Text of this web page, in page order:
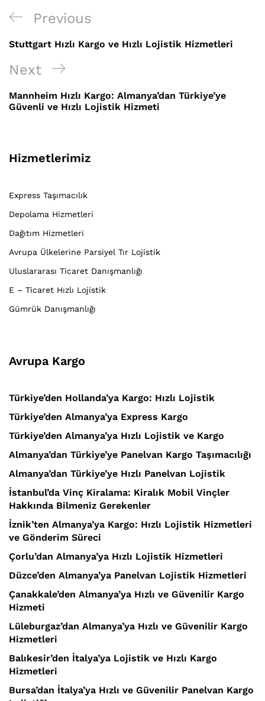
Yazı
gezinmesi
Previous
Post
Previous
Stuttgart Hızlı Kargo ve Hızlı Lojistik Hizmetleri
Next
Post
Next
Mannheim Hızlı Kargo: Almanya’dan Türkiye’ye
Güvenli ve Hızlı Lojistik Hizmeti
Hizmetlerimiz
Express Taşımacılık
Depolama Hizmetleri
Dağıtım Hizmetleri
Avrupa Ülkelerine Parsiyel Tır Lojistik
Uluslararası Ticaret Danışmanlığı
E – Ticaret Hızlı Lojistik
Gümrük Danışmanlığı
Avrupa Kargo
Türkiye’den Hollanda’ya Kargo: Hızlı Lojistik
Türkiye’den Almanya’ya Express Kargo
Türkiye’den Almanya’ya Hızlı Lojistik ve Kargo
Almanya’dan Türkiye’ye Panelvan Kargo Taşımacılığı
Almanya’dan Türkiye’ye Hızlı Panelvan Lojistik
İstanbul’da Vinç Kiralama: Kiralık Mobil Vinçler
Hakkında Bilmeniz Gerekenler
İznik’ten Almanya’ya Kargo: Hızlı Lojistik Hizmetleri
ve Gönderim Süreci
Çorlu’dan Almanya’ya Hızlı Lojistik Hizmetleri
Düzce’den Almanya’ya Panelvan Lojistik Hizmetleri
Çanakkale’den Almanya’ya Hızlı ve Güvenilir Kargo
Hizmeti
Lüleburgaz’dan Almanya’ya Hızlı ve Güvenilir Kargo
Hizmetleri
Balıkesir’den İtalya’ya Lojistik ve Hızlı Kargo
Hizmetleri
Bursa’dan İtalya’ya Hızlı ve Güvenilir Panelvan Kargo